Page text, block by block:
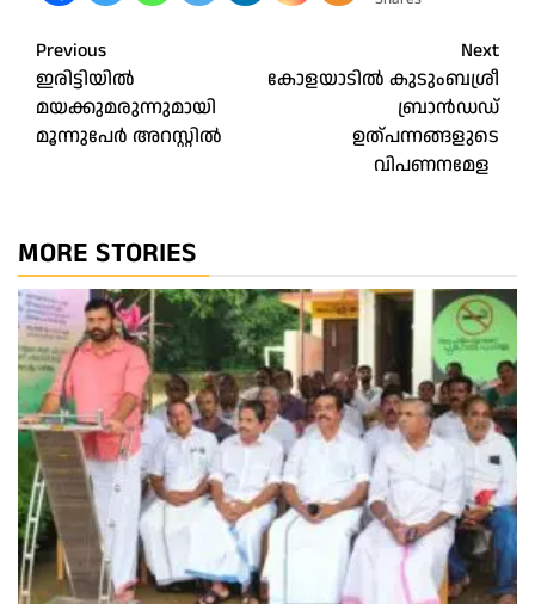
Post
navigation
Previous
ഇരിട്ടിയിൽ
മയക്കുമരുന്നുമായി
മൂന്നുപേർ അറസ്റ്റിൽ
Next
കോളയാടിൽ കുടുംബശ്രീ
ബ്രാൻഡഡ്
ഉത്പന്നങ്ങളുടെ
വിപണനമേള
MORE STORIES